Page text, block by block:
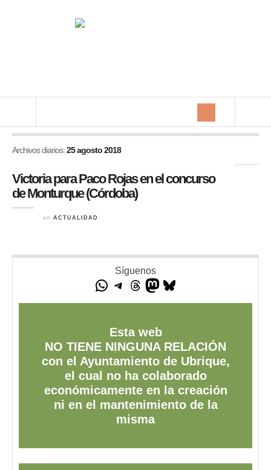
Archivos diarios:25 agosto 2018
Victoria para Paco Rojas en el concurso
de Monturque (Córdoba)
en ACTUALIDAD
Síguenos
Esta web
NO TIENE NINGUNA RELACIÓN
con el Ayuntamiento de Ubrique,
el cual no ha colaborado
económicamente en la creación
ni en el mantenimiento de la
misma